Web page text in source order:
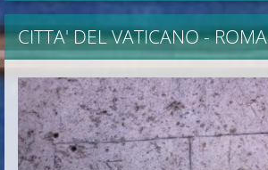
CITTA' DEL VATICANO - ROMA